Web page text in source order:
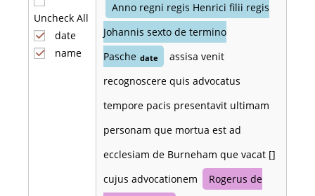
Uncheck All
date
name
Anno regni regis Henrici filii regis
Johannis sexto de termino
Pasche date
assisa venit
recognoscere quis advocatus
tempore pacis presentavit ultimam
personam que mortua est ad
ecclesiam de Burneham que vacat []
cujus advocationem
Rogerus de